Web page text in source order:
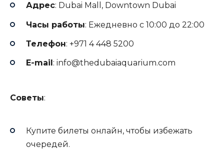
Адрес: Dubai Mall, Downtown Dubai
Часы работы: Ежедневно с 10:00 до 22:00
Телефон: +971 4 448 5200
E-mail: info@thedubaiaquarium.com
Советы:
Купите билеты онлайн, чтобы избежать
очередей.